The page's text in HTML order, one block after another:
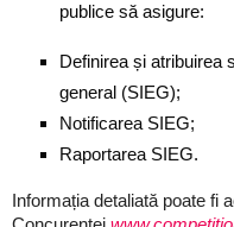
publice să asigure:
Definirea și atribuirea
general (SIEG);
Notificarea SIEG;
Raportarea SIEG.
Informația detaliată poate fi